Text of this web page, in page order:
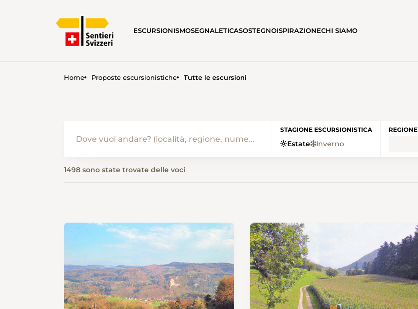
ESCURSIONISMOSEGNALETICASOSTEGNOISPIRAZIONECHI SIAMO
Home Proposte escursionistiche Tutte le escursioni
STAGIONE ESCURSIONISTICA
Estate Inverno
REGIONE
1498 sono state trovate delle voci